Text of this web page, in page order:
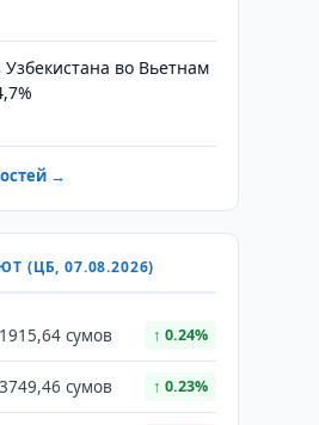
Узбекистана во Вьетнам
→
(ЦБ, 07.08.2026)
сумов ↑ 0.24%
сумов ↑ 0.23%